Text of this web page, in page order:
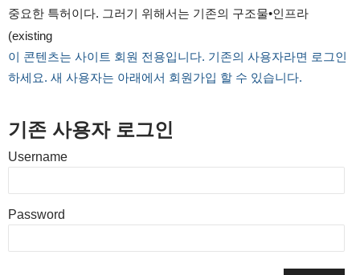
중요한 특허이다. 그러기 위해서는 기존의 구조물•인프라
(existing
이 콘텐츠는 사이트 회원 전용입니다. 기존의 사용자라면 로그인
하세요. 새 사용자는 아래에서 회원가입 할 수 있습니다.
기존 사용자 로그인
Username
Password